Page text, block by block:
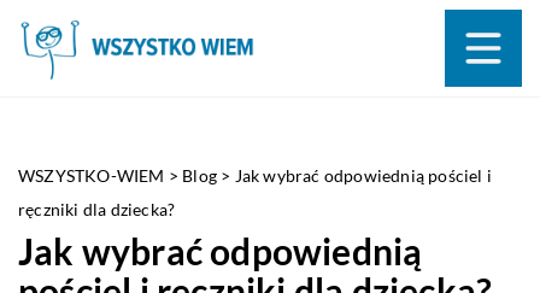
WSZYSTKO-WIEM > Blog > Jak wybrać odpowiednią pościel i
ręczniki dla dziecka?
Jak wybrać odpowiednią